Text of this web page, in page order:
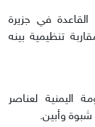
القاعدة في جزيرة
تنظيمية بينه
اليمنية لعناصر
وأبين.